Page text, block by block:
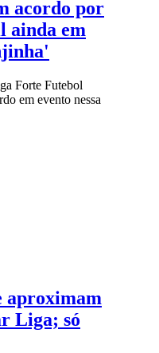
acordo por
ainda em
Forte Futebol
em evento nessa
aproximam
Liga; só